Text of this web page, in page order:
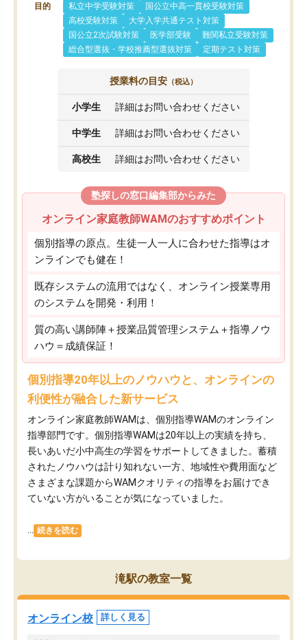
目的 私立中学受験対策
国公立中高一貫校受験対策
高校受験対策
大学入学共通テスト対策
国公立2次試験対策
医学部受験
難関私立受験対策
総合型選抜・学校推薦型選抜対策
定期テスト対策
授業料の目安 （税込）
小学生 詳細はお問い合わせください
中学生 詳細はお問い合わせください
高校生 詳細はお問い合わせください
塾探しの窓口編集部からみた
オンライン家庭教師WAMのおすすめポイント
個別指導の原点。生徒一人一人に合わせた指導はオ
ンラインでも健在！
既存システムの流用ではなく、オンライン授業専用
のシステムを開発・利用！
質の高い講師陣＋授業品質管理システム＋指導ノウ
ハウ＝成績保証！
個別指導20年以上のノウハウと、オンラインの
利便性が融合した新サービス
オンライン家庭教師WAMは、個別指導WAMのオンライン
指導部門です。個別指導WAMは20年以上の実績を持ち、
長いあいだ小中高生の学習をサポートしてきました。蓄積
されたノウハウは計り知れない一方、地域性や費用面など
さまざまな課題からWAMクオリティの指導をお届けでき
ていない方がいることが気になっていました。
続きを読む
滝駅の教室一覧
オンライン校 詳しく見る